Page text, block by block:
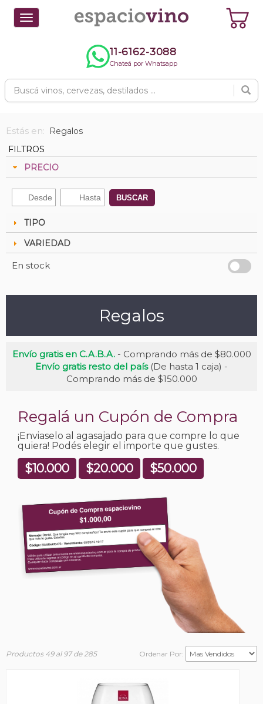
Toggle
navigation
11-6162-3088
Chateá por Whatsapp
Estás en:
Regalos
FILTROS
PRECIO
BUSCAR
TIPO
VARIEDAD
En stock
Regalos
Envío gratis en C.A.B.A.- Comprando más de $80.000
Envío gratis resto del país(De hasta 1 caja) -
Comprando más de $150.000
Regalá un Cupón de Compra
¡Enviaselo al agasajado para que compre lo que
quiera! Podés elegir el importe que gustes.
$10.000 $20.000 $50.000
Productos 49 al 97 de 285 Ordenar Por: